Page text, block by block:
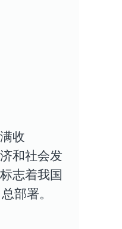
收
和社会发
志着我国
部署。